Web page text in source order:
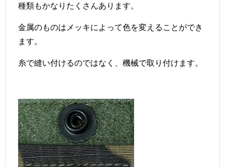
種類もかなりたくさんあります。
金属のものはメッキによって色を変えることができ
ます。
糸で縫い付けるのではなく、機械で取り付けます。